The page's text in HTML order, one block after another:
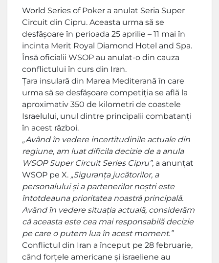
World Series of Poker a anulat Seria Super
Circuit din Cipru. Aceasta urma să se
desfășoare în perioada 25 aprilie – 11 mai în
incinta Merit Royal Diamond Hotel and Spa.
Însă oficialii WSOP au anulat-o din cauza
conflictului în curs din Iran.
Țara insulară din Marea Mediterană în care
urma să se desfășoare competiția se află la
aproximativ 350 de kilometri de coastele
Israelului, unul dintre principalii combatanți
în acest război.
„Având în vedere incertitudinile actuale din
regiune, am luat dificila decizie de a anula
WSOP Super Circuit Series Cipru”, a anunțat
WSOP pe X. „Siguranța jucătorilor, a
personalului și a partenerilor noștri este
întotdeauna prioritatea noastră principală.
Având în vedere situația actuală, considerăm
că aceasta este cea mai responsabilă decizie
pe care o putem lua în acest moment.”
Conflictul din Iran a început pe 28 februarie,
când forțele americane și israeliene au